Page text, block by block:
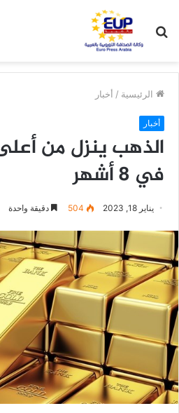
عن
الرئيسية / أخبار
أخبار
الذهب ينزل من
في 8 أشهر
يناير 18, 2023 504 دقيقة واحدة